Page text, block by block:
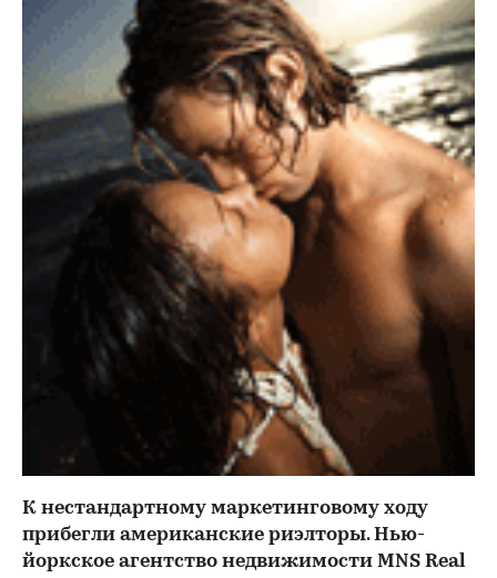
К нестандартному маркетинговому ходу
прибегли американские риэлторы. Нью-
йоркское агентство недвижимости MNS Real